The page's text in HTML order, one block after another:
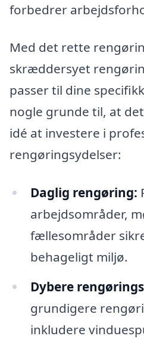
forbedrer
Med det rette
skræddersyet
passer til dine
nogle grunde til, at
idé at investere i
rengøringsydelser:
Daglig rengøring:
arbejdsområder,
fællesområder
behageligt miljø.
Dybere
grundigere
inkludere